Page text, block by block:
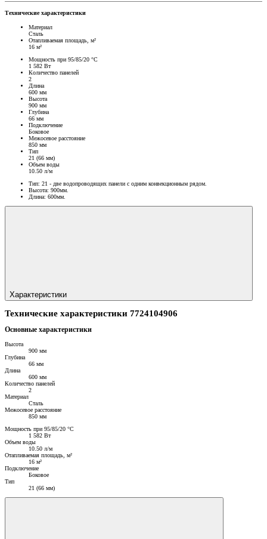
Технические характеристики
Материал
Сталь
Отапливаемая площадь, м²
16 м²
Мощность при 95/85/20 °C
1 582 Вт
Количество панелей
2
Длина
600 мм
Высота
900 мм
Глубина
66 мм
Подключение
Боковое
Межосевое расстояние
850 мм
Тип
21 (66 мм)
Объем воды
10.50 л/м
Тип: 21 - две водопроводящих панели с одним конвекционным рядом.
Высота: 900мм.
Длина: 600мм.
Характеристики
Технические характеристики 7724104906
Основные характеристики
Высота
900 мм
Глубина
66 мм
Длина
600 мм
Количество панелей
2
Материал
Сталь
Межосевое расстояние
850 мм
Мощность при 95/85/20 °C
1 582 Вт
Объем воды
10.50 л/м
Отапливаемая площадь, м²
16 м²
Подключение
Боковое
Тип
21 (66 мм)